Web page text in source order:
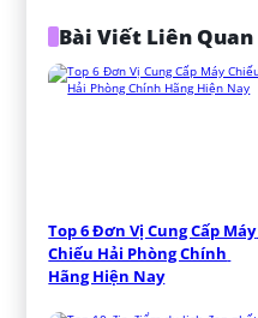
Bài Viết Liên Quan
Top 6 Đơn Vị Cung Cấp Máy
Chiếu Hải Phòng Chính
Hãng Hiện Nay